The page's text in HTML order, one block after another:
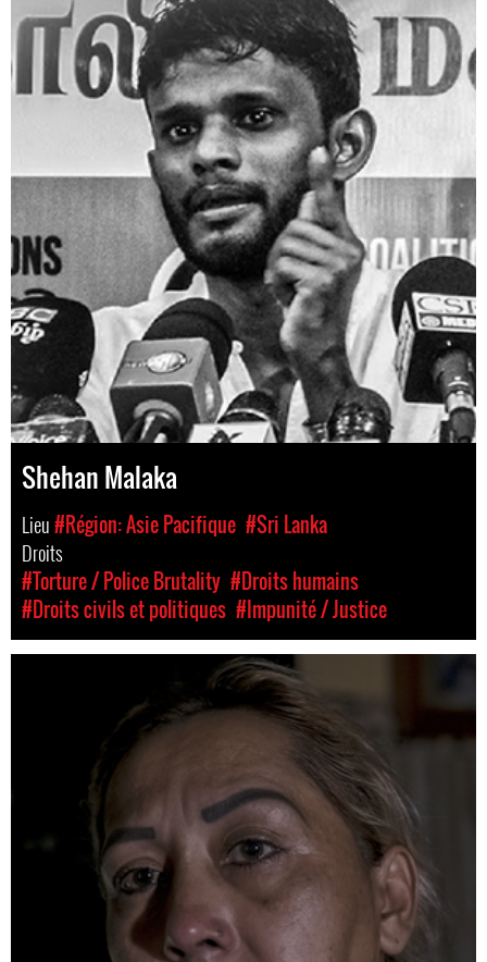
Shehan Malaka
Lieu#Région: Asie Pacifique #Sri Lanka
Droits
#Torture / Police Brutality #Droits humains
#Droits civils et politiques #Impunité / Justice